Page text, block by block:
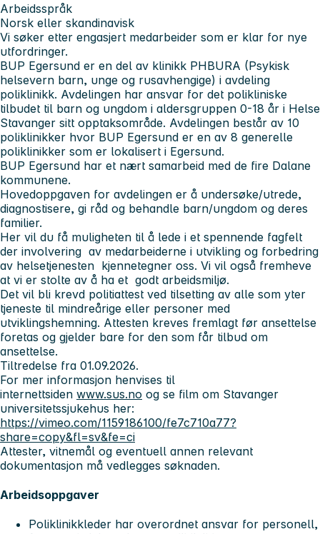
Arbeidsspråk
Norsk eller skandinavisk
Vi søker etter engasjert medarbeider som er klar for nye
utfordringer.
BUP Egersund er en del av klinikk PHBURA (Psykisk
helsevern barn, unge og rusavhengige) i avdeling
poliklinikk. Avdelingen har ansvar for det polikliniske
tilbudet til barn og ungdom i aldersgruppen 0-18 år i Helse
Stavanger sitt opptaksområde. Avdelingen består av 10
poliklinikker hvor BUP Egersund er en av 8 generelle
poliklinikker som er lokalisert i Egersund.
BUP Egersund har et nært samarbeid med de fire Dalane
kommunene.
Hovedoppgaven for avdelingen er å undersøke/utrede,
diagnostisere, gi råd og behandle barn/ungdom og deres
familier.
Her vil du få muligheten til å lede i et spennende fagfelt
der involvering av medarbeiderne i utvikling og forbedring
av helsetjenesten kjennetegner oss. Vi vil også fremheve
at vi er stolte av å ha et godt arbeidsmiljø.
Det vil bli krevd politiattest ved tilsetting av alle som yter
tjeneste til mindreårige eller personer med
utviklingshemning. Attesten kreves fremlagt før ansettelse
foretas og gjelder bare for den som får tilbud om
ansettelse.
Tiltredelse fra 01.09.2026.
For mer informasjon henvises til
internettsiden www.sus.no og se film om Stavanger
universitetssjukehus her:
https://vimeo.com/1159186100/fe7c710a77?
share=copy&fl=sv&fe=ci
Attester, vitnemål og eventuell annen relevant
dokumentasjon må vedlegges søknaden.
Arbeidsoppgaver
Poliklinikkleder har overordnet ansvar for personell,